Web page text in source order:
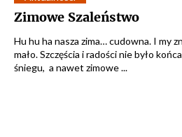
Zimowe Szaleństwo
Hu hu ha nasza zima… cudowna. I my
mało. Szczęścia i radości nie było
śniegu, a nawet zimowe ...